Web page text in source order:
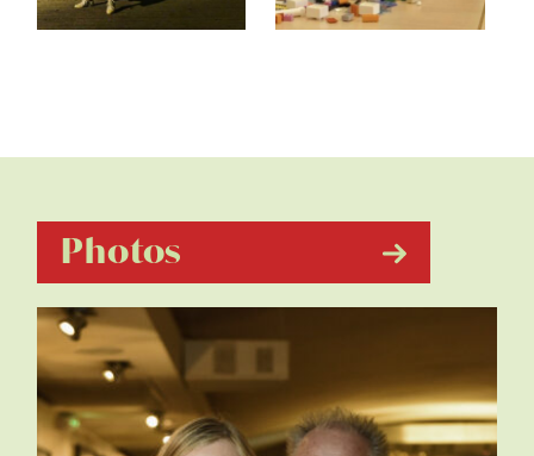
Photos